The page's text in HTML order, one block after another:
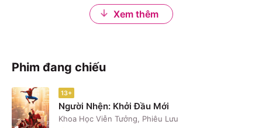
Xem thêm
Phim đang chiếu
13+
Người Nhện: Khởi Đầu Mới
Khoa Học Viễn Tưởng, Phiêu Lưu